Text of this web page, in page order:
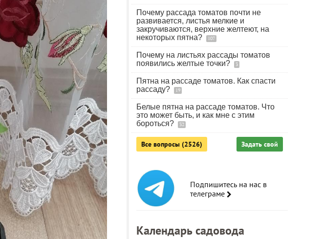
Почему рассада томатов почти не
развивается, листья мелкие и
закручиваются, верхние желтеют, на
некоторых пятна?
107
Почему на листьях рассады томатов
появились желтые точки?
3
Пятна на рассаде томатов. Как спасти
рассаду?
19
Белые пятна на рассаде томатов. Что
это может быть, и как мне с этим
бороться?
32
Все вопросы (2526) Задать свой
Подпишитесь на нас в
телеграме
Календарь садовода